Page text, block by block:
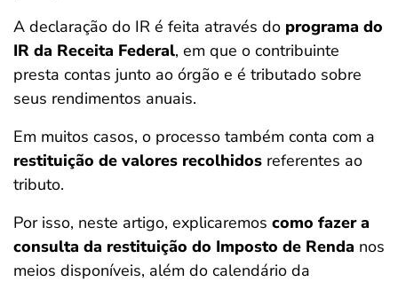
A declaração do IR é feita através do programa do
IR da Receita Federal, em que o contribuinte
presta contas junto ao órgão e é tributado sobre
seus rendimentos anuais.
Em muitos casos, o processo também conta com a
restituição de valores recolhidos referentes ao
tributo.
Por isso, neste artigo, explicaremos como fazer a
consulta da restituição do Imposto de Renda nos
meios disponíveis, além do calendário da